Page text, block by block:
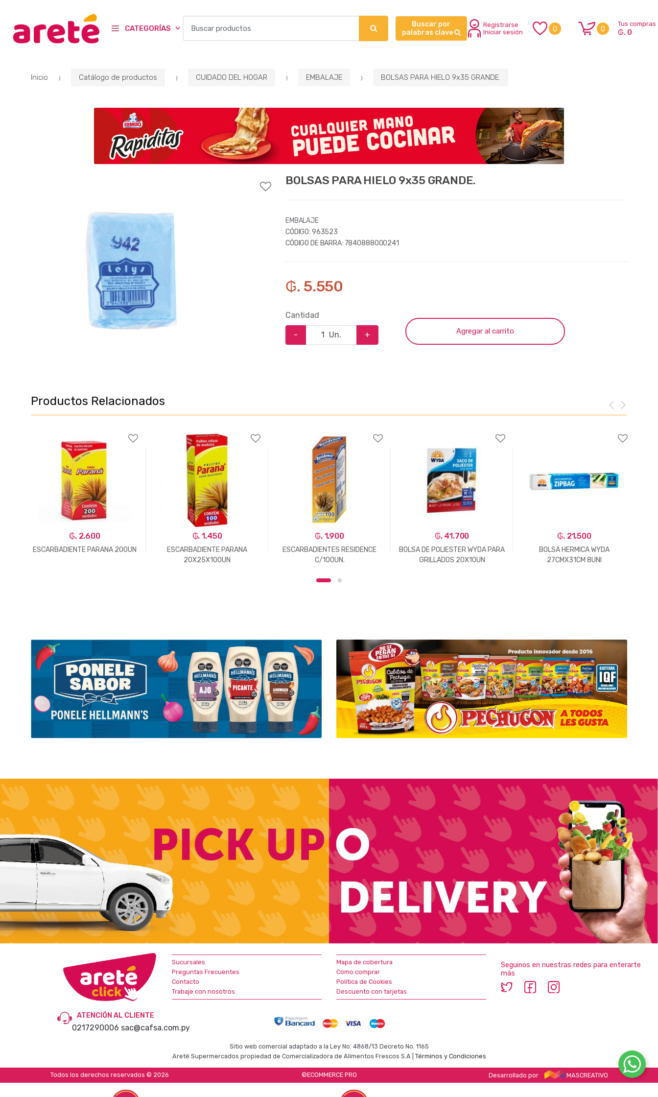
CATEGORÍAS
Buscar por
palabras clave
Registrarse
Iniciar sesión
0 0
Tus compras
₲. 0
Inicio Catálogo de productos CUIDADO DEL HOGAR EMBALAJE BOLSAS PARA HIELO 9x35 GRANDE.
BOLSAS PARA HIELO 9x35 GRANDE.
EMBALAJE
CÓDIGO: 963523
CÓDIGO DE BARRA: 7840888000241
₲. 5.550
Cantidad
- Un. + Agregar al carrito
Productos Relacionados
₲. 2.600
ESCARBADIENTE PARANA 200UN
₲. 1.450
ESCARBADIENTE PARANA
20X25X100UN
₲. 1.900
ESCARBADIENTES RESIDENCE
C/100UN.
₲. 41.700
BOLSA DE POLIESTER WYDA PARA
GRILLADOS 20X10UN
₲. 21.500
BOLSA HERMICA WYDA
27CMX31CM 8UNI
Sucursales
Preguntas Frecuentes
Contacto
Trabaje con nosotros
Mapa de cobertura
Como comprar
Política de Cookies
Descuento con tarjetas
Seguinos en nuestras redes para enterarte
más
ATENCIÓN AL CLIENTE
0217290006 sac@cafsa.com.py
Sitio web comercial adaptado a la Ley No. 4868/13 Decreto No. 1165
Areté Supermercados propiedad de Comercializadora de Alimentos Frescos S.A | Términos y Condiciones
Todos los derechos reservados © 2026 ©ECOMMERCE PRO Desarrollado por MASCREATIVO